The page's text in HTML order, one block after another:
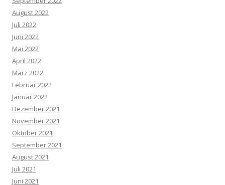
August 2022
Juli 2022
Juni 2022
Mai 2022
April 2022
März 2022
Februar 2022
Januar 2022
Dezember 2021
November 2021
Oktober 2021
September 2021
August 2021
Juli 2021
Juni 2021